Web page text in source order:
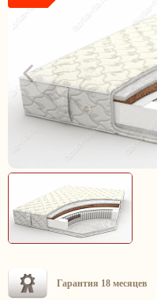
Гарантия 18 месяцев